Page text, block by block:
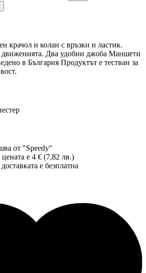
крачол и колан с връзки и ластик.
движенията. Два удобни джоба Маншети
в България Продуктът е тестван за
от "Speedy"
е 4 € (7,82 лв.)
е безплатна